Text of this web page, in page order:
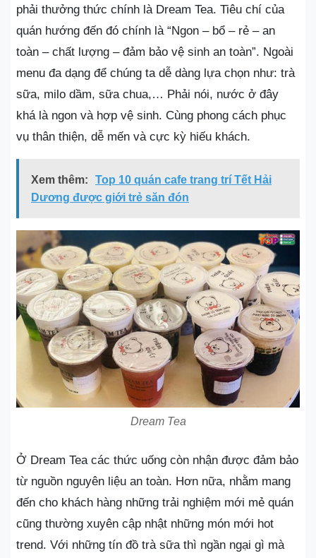
phải thưởng thức chính là Dream Tea. Tiêu chí của
quán hướng đến đó chính là “Ngon – bổ – rẻ – an
toàn – chất lượng – đảm bảo vệ sinh an toàn”. Ngoài
menu đa dạng để chúng ta dễ dàng lựa chọn như: trà
sữa, milo dầm, sữa chua,… Phải nói, nước ở đây
khá là ngon và hợp vệ sinh. Cùng phong cách phục
vụ thân thiện, dễ mến và cực kỳ hiếu khách.
Xem thêm:
Top 10 quán cafe trang trí Tết Hải
Dương được giới trẻ săn đón
Dream Tea
Ở Dream Tea các thức uống còn nhận được đảm bảo
từ nguồn nguyên liệu an toàn. Hơn nữa, nhằm mang
đến cho khách hàng những trải nghiệm mới mẻ quán
cũng thường xuyên cập nhật những món mới hot
trend. Với những tín đồ trà sữa thì ngần ngại gì mà